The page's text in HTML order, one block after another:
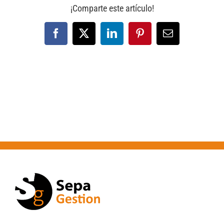
¡Comparte este artículo!
Facebook
X LinkedInPinterestCorreo
electrónico